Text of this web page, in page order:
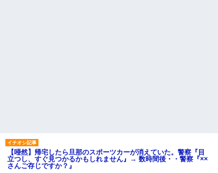
【唖然】帰宅したら旦那のスポーツカーが消えていた。警察『目
立つし、すぐ見つかるかもしれません』→ 数時間後・・警察『××
さんご存じですか？』